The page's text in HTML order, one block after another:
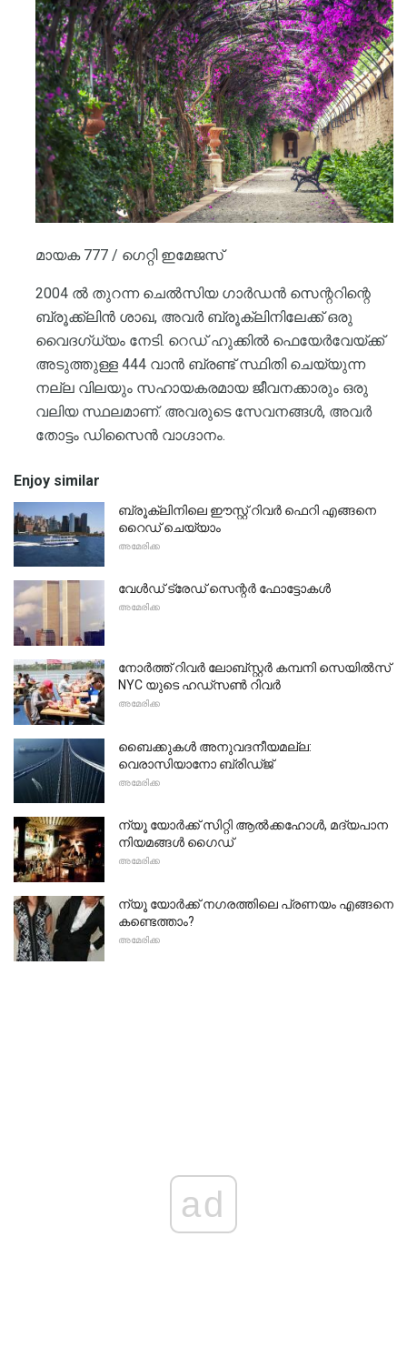
മായക 777 / ഗെറ്റി ഇമേജസ്
2004 ൽ തുറന്ന ചെൽസിയ ഗാർഡൻ സെന്ററിന്റെ
ബ്രൂക്ക്ലിൻ ശാഖ, അവർ ബ്രൂക്ലിനിലേക്ക് ഒരു
വൈദഗ്ധ്യം നേടി. റെഡ് ഹുക്കിൽ ഫെയേർവേയ്ക്ക്
അടുത്തുള്ള 444 വാൻ ബ്രണ്ട് സ്ഥിതി ചെയ്യുന്ന
നല്ല വിലയും സഹായകരമായ ജീവനക്കാരും ഒരു
വലിയ സ്ഥലമാണ്. അവരുടെ സേവനങ്ങൾ, അവർ
തോട്ടം ഡിസൈൻ വാഗ്ദാനം.
Enjoy similar
ബ്രൂക്ലിനിലെ ഈസ്റ്റ് റിവർ ഫെറി എങ്ങനെ
റൈഡ് ചെയ്യാം
അമേരിക്ക
വേൾഡ് ട്രേഡ് സെന്റർ ഫോട്ടോകൾ
അമേരിക്ക
നോർത്ത് റിവർ ലോബ്സ്റ്റർ കമ്പനി സെയിൽസ്
NYC യുടെ ഹഡ്സൺ റിവർ
അമേരിക്ക
ബൈക്കുകൾ അനുവദനീയമല്ല:
വെരാസിയാനോ ബ്രിഡ്ജ്
അമേരിക്ക
ന്യൂ യോർക്ക് സിറ്റി ആൽക്കഹോൾ, മദ്യപാന
നിയമങ്ങൾ ഗൈഡ്
അമേരിക്ക
ന്യൂ യോർക്ക് നഗരത്തിലെ പ്രണയം എങ്ങനെ
കണ്ടെത്താം?
അമേരിക്ക
ad